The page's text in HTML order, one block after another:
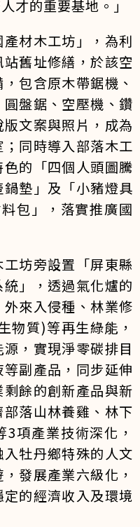
才的重要基地。」
材木工坊」，為利
舊址修繕，於該空
包含原木帶鋸機、
盤鋸、空壓機、鑽
文案與照片，成為
同時導入部落木工
的「四個人頭圖騰
墊」及「小豬燈具
包」，落實推廣國
坊旁設置「屏東縣
」，透過氣化爐的
來入侵種、林業修
物質)等再生綠能，
，實現淨零碳排目
副產品，同步延伸
餘的創新產品與新
落山林養雞、林下
項產業技術深化，
牡丹鄉特殊的人文
發展產業六級化，
的經濟收入及環境